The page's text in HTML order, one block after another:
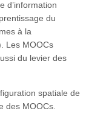
d’information
du
à la
Les MOOCs
du levier des
spatiale de
des MOOCs.